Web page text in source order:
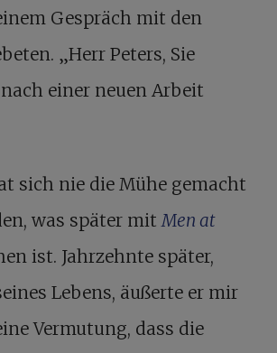
Gespräch mit den
„Herr Peters, Sie
einer neuen Arbeit
sich nie die Mühe gemacht
was später mitMen at
ist. Jahrzehnte später,
Lebens, äußerte er mir
Vermutung, dass die